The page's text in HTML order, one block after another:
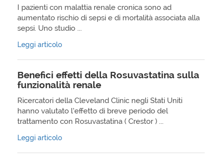
I pazienti con malattia renale cronica sono ad
aumentato rischio di sepsi e di mortalità associata alla
sepsi. Uno studio ...
Leggi articolo
Benefici effetti della Rosuvastatina sulla
funzionalità renale
Ricercatori della Cleveland Clinic negli Stati Uniti
hanno valutato l’effetto di breve periodo del
trattamento con Rosuvastatina ( Crestor ) ...
Leggi articolo